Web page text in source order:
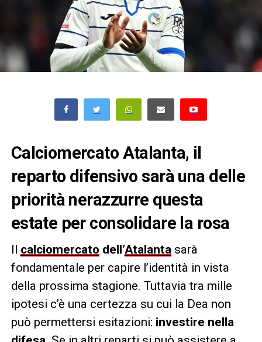
Calciomercato Atalanta, il
reparto difensivo sarà una delle
priorità nerazzurre questa
estate per consolidare la rosa
Il calciomercato dell’Atalantasarà
fondamentale per capire l’identità in vista
della prossima stagione. Tuttavia tra mille
ipotesi c’è una certezza su cui la Dea non
può permettersi esitazioni: investire nella